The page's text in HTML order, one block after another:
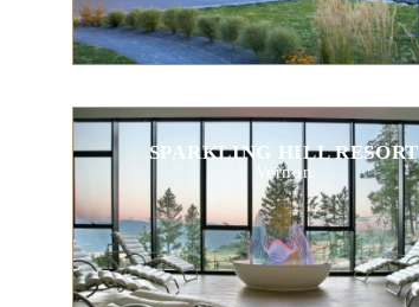
SPARKLING HILL RESORT
Vernon